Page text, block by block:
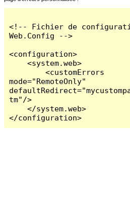
<!-- Fichier de
Web.Config -->
<configuration>
    <system.web>
        <customErrors
mode="RemoteOnly"
tm"/>
    </system.web>
</configuration>